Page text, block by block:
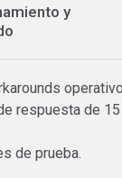
y
respuesta de
de prueba.